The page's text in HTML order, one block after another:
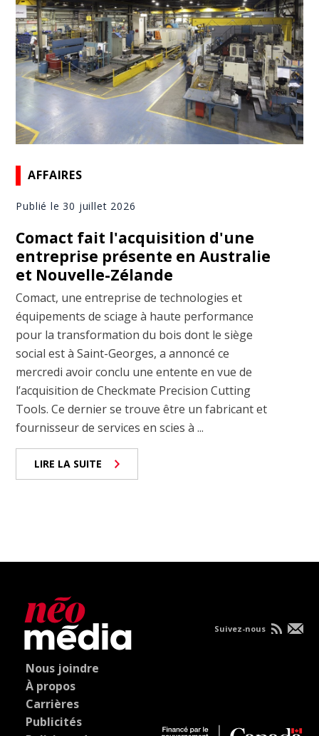
AFFAIRES
Publié le 30 juillet 2026
Comact fait l'acquisition d'une
entreprise présente en Australie
et Nouvelle-Zélande
Comact, une entreprise de technologies et
équipements de sciage à haute performance
pour la transformation du bois dont le siège
social est à Saint-Georges, a annoncé ce
mercredi avoir conclu une entente en vue de
l’acquisition de Checkmate Precision Cutting
Tools. Ce dernier se trouve être un fabricant et
fournisseur de services en scies à ...
LIRE LA SUITE
Nous joindre
À propos
Carrières
Publicités
Suivez-nous